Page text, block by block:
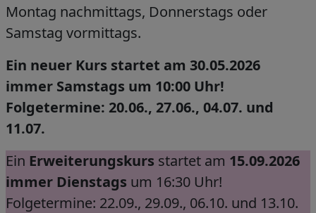
Montag nachmittags, Donnerstags oder
Samstag vormittags.
Ein neuer Kurs startet am 30.05.2026
immer Samstags um 10:00 Uhr!
Folgetermine: 20.06., 27.06., 04.07. und
11.07.
Ein Erweiterungskurs startet am 15.09.2026
immer Dienstags um 16:30 Uhr!
Folgetermine: 22.09., 29.09., 06.10. und 13.10.